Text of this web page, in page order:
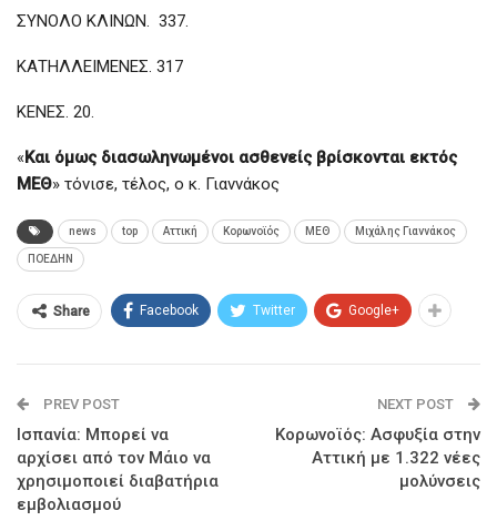
ΣΥΝΟΛΟ ΚΛΙΝΩΝ. 337.
ΚΑΤΗΛΛΕΙΜΕΝΕΣ. 317
ΚΕΝΕΣ. 20.
«Και όμως διασωληνωμένοι ασθενείς βρίσκονται εκτός
ΜΕΘ» τόνισε, τέλος, ο κ. Γιαννάκος
news top Αττική Κορωνοϊός ΜΕΘ Μιχάλης Γιαννάκος
ΠΟΕΔΗΝ
Share Facebook Twitter Google+
PREV POST
Ισπανία: Μπορεί να
αρχίσει από τον Μάιο να
χρησιμοποιεί διαβατήρια
εμβολιασμού
NEXT POST
Κορωνοϊός: Ασφυξία στην
Αττική με 1.322 νέες
μολύνσεις